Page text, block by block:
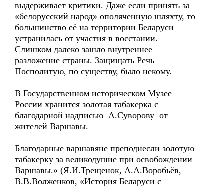
выдерживает критики. Даже если принять за
«белорусский народ» ополяченную шляхту, то
большинство её на территории Беларуси
устранилась от участия в восстании.
Слишком далеко зашло внутреннее
разложение страны. Защищать Речь
Посполитую, по существу, было некому.
В Государственном историческом Музее
России хранится золотая табакерка с
благодарной надписью А.Суворову от
жителей Варшавы.
Благодарные варшавяне преподнесли золотую
табакерку за великодушие при освобождении
Варшавы.» (Я.И.Трещенок, А.А.Воробьёв,
В.В.Волженков, «История Беларуси с